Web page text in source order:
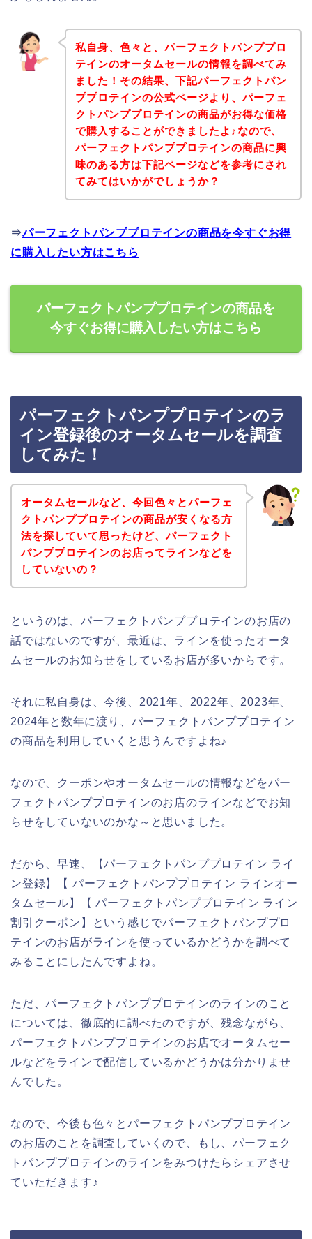
私自身、色々と、パーフェクトパンププロ
テインのオータムセールの情報を調べてみ
ました！その結果、下記パーフェクトパン
ププロテインの公式ページより、パーフェ
クトパンププロテインの商品がお得な価格
で購入することができましたよ♪なので、
パーフェクトパンププロテインの商品に興
味のある方は下記ページなどを参考にされ
てみてはいかがでしょうか？
⇒パーフェクトパンププロテインの商品を今すぐお得
に購入したい方はこちら
パーフェクトパンププロテインの商品を
今すぐお得に購入したい方はこちら
パーフェクトパンププロテインのラ
イン登録後のオータムセールを調査
してみた！
オータムセールなど、今回色々とパーフェ
クトパンププロテインの商品が安くなる方
法を探していて思ったけど、パーフェクト
パンププロテインのお店ってラインなどを
していないの？
というのは、パーフェクトパンププロテインのお店の
話ではないのですが、最近は、ラインを使ったオータ
ムセールのお知らせをしているお店が多いからです。
それに私自身は、今後、2021年、2022年、2023年、
2024年と数年に渡り、パーフェクトパンププロテイン
の商品を利用していくと思うんですよね♪
なので、クーポンやオータムセールの情報などをパー
フェクトパンププロテインのお店のラインなどでお知
らせをしていないのかな～と思いました。
だから、早速、【パーフェクトパンププロテイン ライ
ン登録】【 パーフェクトパンププロテイン ラインオー
タムセール】【 パーフェクトパンププロテイン ライン
割引クーポン】という感じでパーフェクトパンププロ
テインのお店がラインを使っているかどうかを調べて
みることにしたんですよね。
ただ、パーフェクトパンププロテインのラインのこと
については、徹底的に調べたのですが、残念ながら、
パーフェクトパンププロテインのお店でオータムセー
ルなどをラインで配信しているかどうかは分かりませ
んでした。
なので、今後も色々とパーフェクトパンププロテイン
のお店のことを調査していくので、もし、パーフェク
トパンププロテインのラインをみつけたらシェアさせ
ていただきます♪